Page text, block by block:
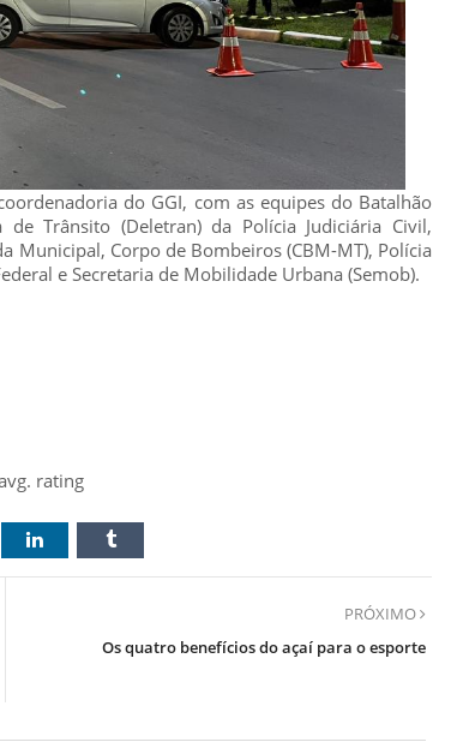
do GGI, com as equipes do Batalhão
Trânsito (Deletran) da Polícia Judiciária Civil,
Municipal, Corpo de Bombeiros (CBM-MT), Polícia
e Secretaria de Mobilidade Urbana (Semob).
rating
PRÓXIMO
Os quatro benefícios do açaí para o esporte